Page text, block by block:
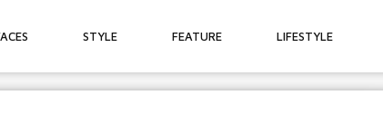
STYLE FEATURE LIFESTYLE